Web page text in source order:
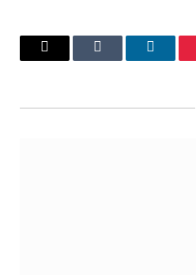
لينكدإن Tumblr
البريد